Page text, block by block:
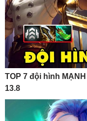
TOP 7 đội hình
13.8